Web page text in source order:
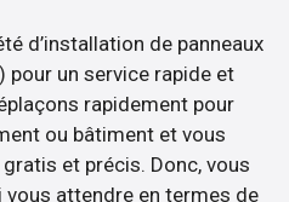
d’installation de panneaux
un service rapide et
rapidement pour
ou bâtiment et vous
et précis. Donc, vous
attendre en termes de